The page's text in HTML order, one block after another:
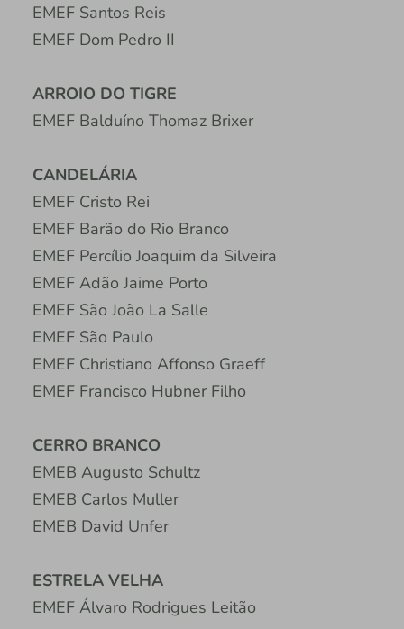
EMEF Santos Reis
EMEF Dom Pedro II
ARROIO DO TIGRE
EMEF Balduíno Thomaz Brixer
CANDELÁRIA
EMEF Cristo Rei
EMEF Barão do Rio Branco
EMEF Percílio Joaquim da Silveira
EMEF Adão Jaime Porto
EMEF São João La Salle
EMEF São Paulo
EMEF Christiano Affonso Graeff
EMEF Francisco Hubner Filho
CERRO BRANCO
EMEB Augusto Schultz
EMEB Carlos Muller
EMEB David Unfer
ESTRELA VELHA
EMEF Álvaro Rodrigues Leitão